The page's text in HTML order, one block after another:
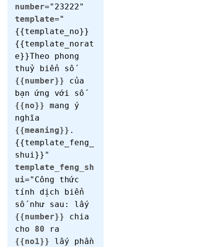
number="23222"
template="
{{template_no}}
{{template_norat
e}}Theo phong
thuỷ biển số
{{number}} của
bạn ứng với số
{{no}} mang ý
nghĩa
{{meaning}} .
{{template_feng_
shui}}"
template_feng_sh
ui="Công thức
tính dịch biển
số như sau: lấy
{{number}} chia
cho 80 ra
{{no1}} lấy phần